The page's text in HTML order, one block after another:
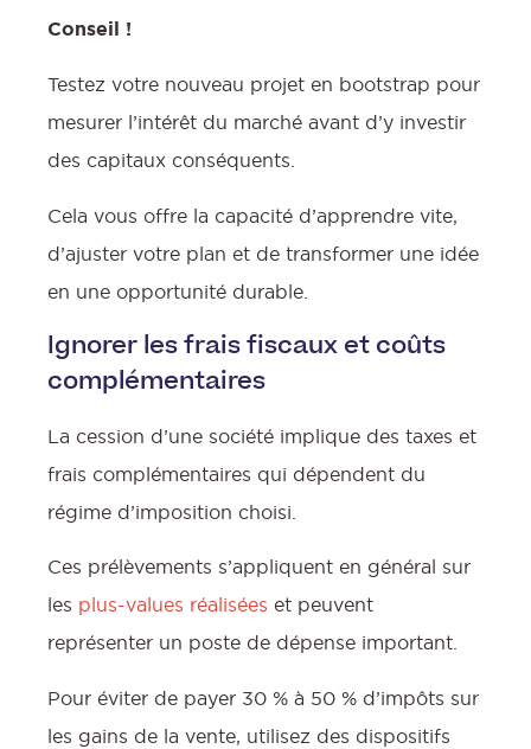
Conseil !
Testez votre nouveau projet en bootstrap pour
mesurer l’intérêt du marché avant d’y investir
des capitaux conséquents.
Cela vous offre la capacité d’apprendre vite,
d’ajuster votre plan et de transformer une idée
en une opportunité durable.
Ignorer les frais fiscaux et coûts
complémentaires
La cession d’une société implique des taxes et
frais complémentaires qui dépendent du
régime d’imposition choisi.
Ces prélèvements s’appliquent en général sur
les plus-values réalisées et peuvent
représenter un poste de dépense important.
Pour éviter de payer 30 % à 50 % d’impôts sur
les gains de la vente, utilisez des dispositifs